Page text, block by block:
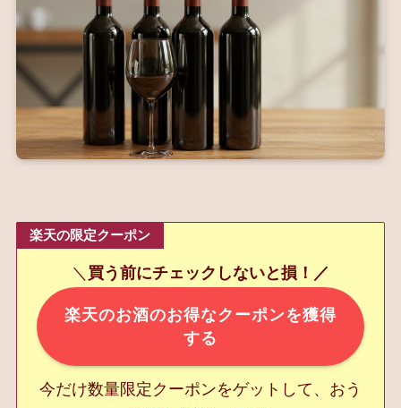
楽天の限定クーポン
＼ 買う前にチェックしないと損！／
楽天のお酒のお得なクーポンを獲得
する
今だけ数量限定クーポンをゲットして、おう